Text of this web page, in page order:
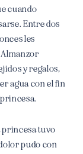
cuando
Entre dos
les
y regalos,
agua con el fin
princesa tuvo
pudo con